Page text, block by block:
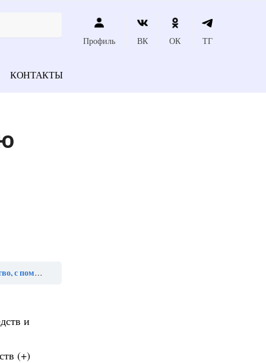
Профиль ВК ОК ТГ
КОНТАКТЫ
среды, относят»
и
(+)